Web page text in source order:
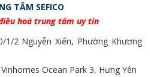
TÂM SEFICO
hoà trung tâm uy tín
1/2 Nguyễn Xiển, Phường Khương
Ocean Park 3, Hưng Yên